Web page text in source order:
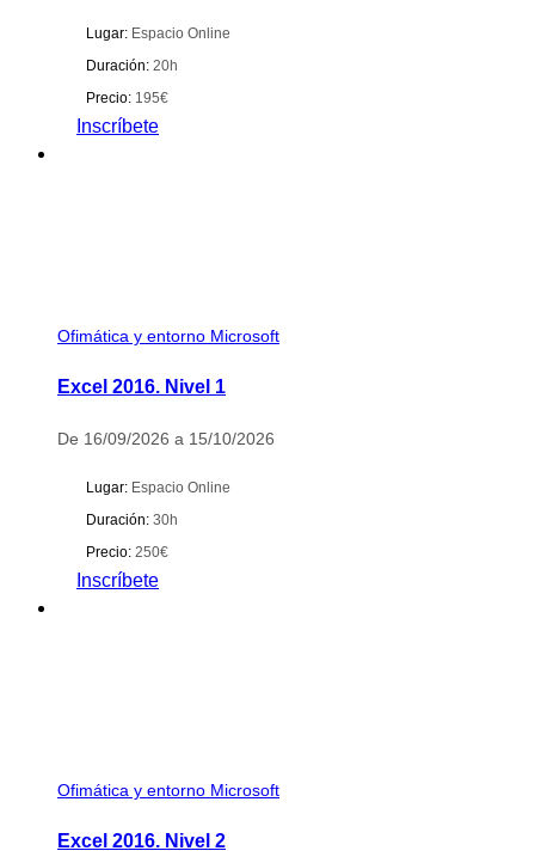
Lugar: Espacio Online
Duración: 20h
Precio: 195€
Inscríbete
Ofimática y entorno Microsoft
Excel 2016. Nivel 1
De 16/09/2026 a 15/10/2026
Lugar: Espacio Online
Duración: 30h
Precio: 250€
Inscríbete
Ofimática y entorno Microsoft
Excel 2016. Nivel 2